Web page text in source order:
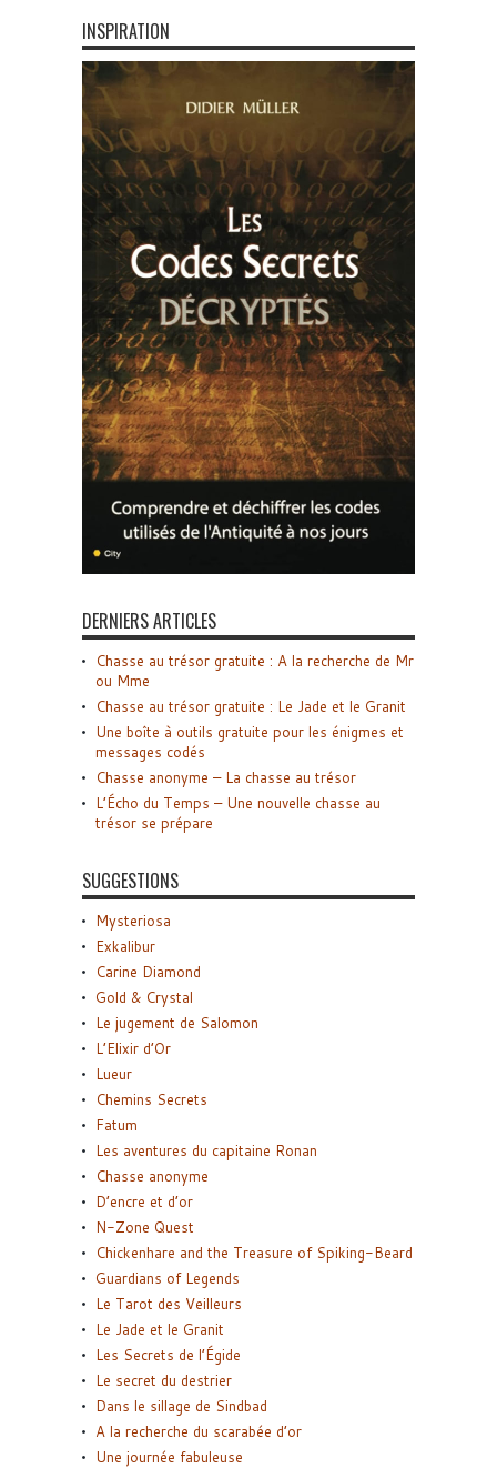
INSPIRATION
DERNIERS ARTICLES
Chasse au trésor gratuite : A la recherche de Mr
ou Mme
Chasse au trésor gratuite : Le Jade et le Granit
Une boîte à outils gratuite pour les énigmes et
messages codés
Chasse anonyme – La chasse au trésor
L’Écho du Temps – Une nouvelle chasse au
trésor se prépare
SUGGESTIONS
Mysteriosa
Exkalibur
Carine Diamond
Gold & Crystal
Le jugement de Salomon
L’Elixir d’Or
Lueur
Chemins Secrets
Fatum
Les aventures du capitaine Ronan
Chasse anonyme
D’encre et d’or
N-Zone Quest
Chickenhare and the Treasure of Spiking-Beard
Guardians of Legends
Le Tarot des Veilleurs
Le Jade et le Granit
Les Secrets de l’Égide
Le secret du destrier
Dans le sillage de Sindbad
A la recherche du scarabée d’or
Une journée fabuleuse